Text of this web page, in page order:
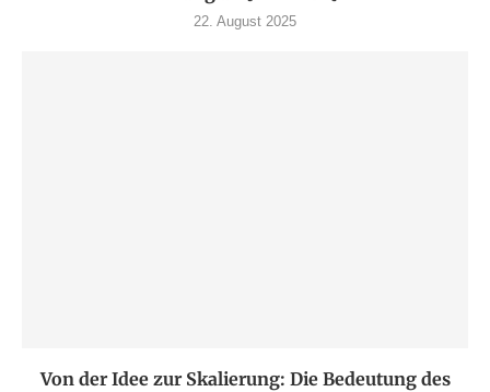
22. August 2025
Von der Idee zur Skalierung: Die Bedeutung des